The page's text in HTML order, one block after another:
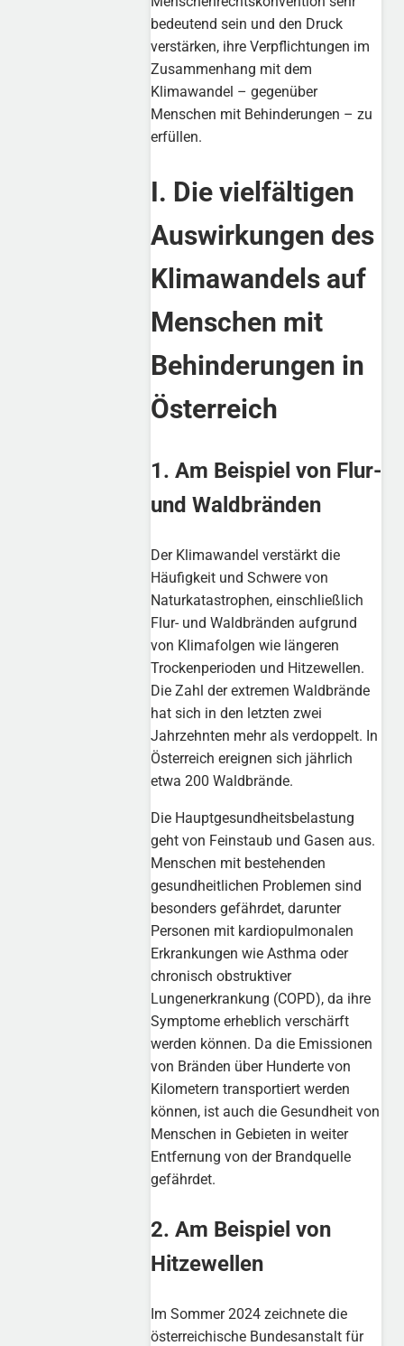
bedeutend sein und den Druck
verstärken, ihre Verpflichtungen im
Zusammenhang mit dem
Klimawandel – gegenüber
Menschen mit Behinderungen – zu
erfüllen.
I. Die vielfältigen
Auswirkungen des
Klimawandels auf
Menschen mit
Behinderungen in
Österreich
1. Am Beispiel von Flur-
und Waldbränden
Der Klimawandel verstärkt die
Häufigkeit und Schwere von
Naturkatastrophen, einschließlich
Flur- und Waldbränden aufgrund
von Klimafolgen wie längeren
Trockenperioden und Hitzewellen.
Die Zahl der extremen Waldbrände
hat sich in den letzten zwei
Jahrzehnten mehr als verdoppelt. In
Österreich ereignen sich jährlich
etwa 200 Waldbrände.
Die Hauptgesundheitsbelastung
geht von Feinstaub und Gasen aus.
Menschen mit bestehenden
gesundheitlichen Problemen sind
besonders gefährdet, darunter
Personen mit kardiopulmonalen
Erkrankungen wie Asthma oder
chronisch obstruktiver
Lungenerkrankung (COPD), da ihre
Symptome erheblich verschärft
werden können. Da die Emissionen
von Bränden über Hunderte von
Kilometern transportiert werden
können, ist auch die Gesundheit von
Menschen in Gebieten in weiter
Entfernung von der Brandquelle
gefährdet.
2. Am Beispiel von
Hitzewellen
Im Sommer 2024 zeichnete die
österreichische Bundesanstalt für